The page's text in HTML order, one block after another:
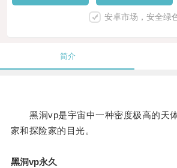
安卓市场，安全绿
简介
黑洞vp是宇宙中一种密度极高的天
家和探险家的目光。
黑洞vp永久